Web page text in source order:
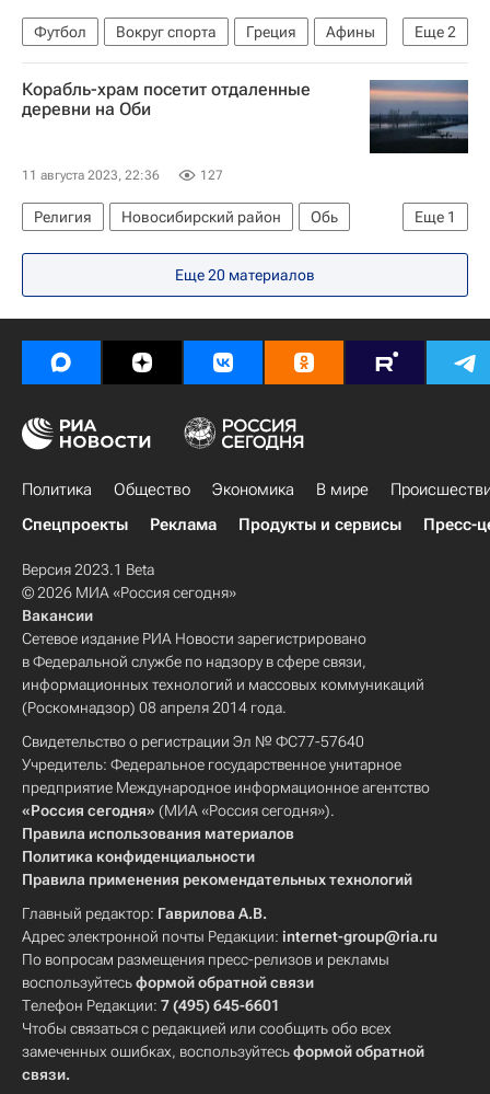
Еще2
Футбол Вокруг спорта Греция
Афины
Филадельфия
Лига конференций
Корабль-храм посетит отдаленные
деревни на Оби
11 августа 2023, 22:36 127
Еще 1
Религия Новосибирский район
Обь
Русская православная церковь
Еще 20 материалов
Политика Общество Экономика В мире
Спецпроекты
Реклама Продукты и сервисы Пресс-
Версия 2023.1 Beta
© 2026 МИА «Россия сегодня»
Вакансии
Сетевое издание РИА Новости зарегистрировано
в Федеральной службе по надзору в сфере связи,
информационных технологий и массовых коммуникаций
(Роскомнадзор) 08 апреля 2014 года.
Свидетельство о регистрации Эл № ФС77-57640
Учредитель: Федеральное государственное унитарное
предприятие Международное информационное агентство
«Россия сегодня» (МИА «Россия сегодня»).
Правила использования материалов
Политика конфиденциальности
Правила применения рекомендательных технологий
Главный редактор: Гаврилова А.В.
Адрес электронной почты Редакции: internet-group@ria.ru
По вопросам размещения пресс-релизов и рекламы
воспользуйтесьформой обратной связи
Телефон Редакции: 7 (495) 645-6601
Чтобы связаться с редакцией или сообщить обо всех
замеченных ошибках, воспользуйтесьформой обратной
связи.